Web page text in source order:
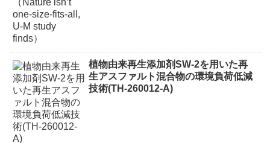
植物由来再生添加剤SW-2を用いた再
生アスファルト混合物の環境負荷低減
技術(TH-260012-A)